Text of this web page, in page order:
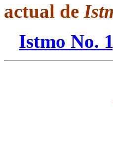
actual de
Istmo No.